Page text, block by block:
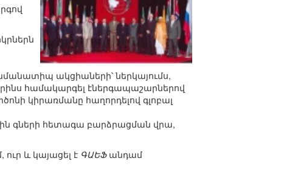
ակցիաների՝ ներկայումս,
համակարգել էներգապաշարներով
կիրառմանը հաղորդելով գլոբալ
գների հետագա բարձրացման վրա,
և կայացել է ԳԱԵՖանդամ